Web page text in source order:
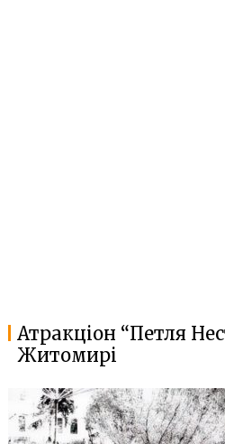
Атракціон “Петля
Житомирі